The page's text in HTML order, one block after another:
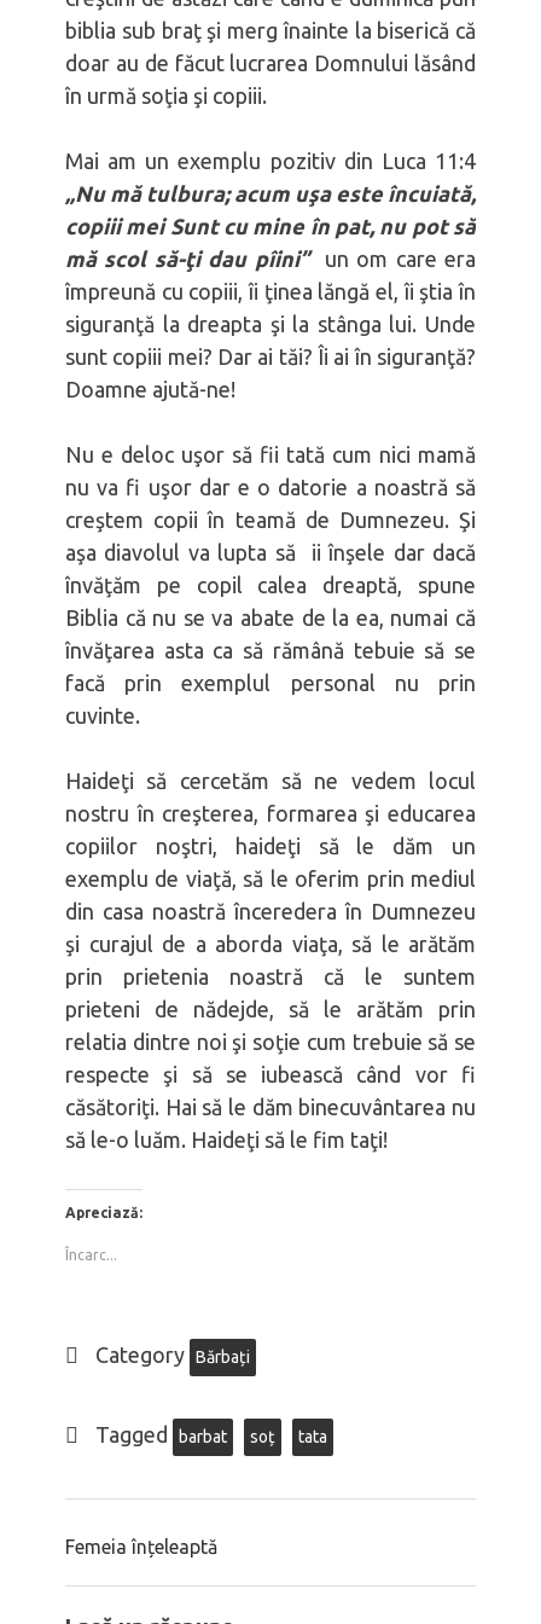
biblia sub braţ şi merg înainte la biserică că
doar au de făcut lucrarea Domnului lăsând
în urmă soţia şi copiii.
Mai am un exemplu pozitiv din Luca 11:4
„Nu mă tulbura; acum uşa este încuiată,
copiii mei Sunt cu mine în pat, nu pot să
mă scol să-ţi dau pîini”
un om care era
împreună cu copiii, îi ţinea lăngă el, îi ştia în
siguranţă la dreapta şi la stânga lui. Unde
sunt copiii mei? Dar ai tăi? Îi ai în siguranţă?
Doamne ajută-ne!
Nu e deloc uşor să fii tată cum nici mamă
nu va fi uşor dar e o datorie a noastră să
creştem copii în teamă de Dumnezeu. Şi
aşa diavolul va lupta să ii înşele dar dacă
învăţăm pe copil calea dreaptă, spune
Biblia că nu se va abate de la ea, numai că
învăţarea asta ca să rămână tebuie să se
facă prin exemplul personal nu prin
cuvinte.
Haideţi să cercetăm să ne vedem locul
nostru în creşterea, formarea şi educarea
copiilor noştri, haideţi să le dăm un
exemplu de viaţă, să le oferim prin mediul
din casa noastră înceredera în Dumnezeu
şi curajul de a aborda viaţa, să le arătăm
prin prietenia noastră că le suntem
prieteni de nădejde, să le arătăm prin
relatia dintre noi şi soţie cum trebuie să se
respecte şi să se iubească când vor fi
căsătoriţi. Hai să le dăm binecuvântarea nu
să le-o luăm. Haideţi să le fim taţi!
Apreciază:
Încarc...
Category Bărbați
Tagged barbat soț tata
Femeia înțeleaptă